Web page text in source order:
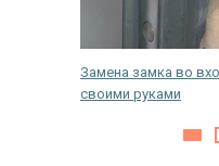
Замена замка во
своими руками